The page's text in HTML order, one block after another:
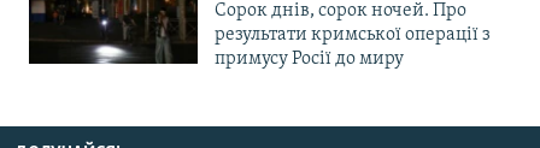
Сорок днів, сорок ночей. Про
результати кримської операції з
примусу Росії до миру